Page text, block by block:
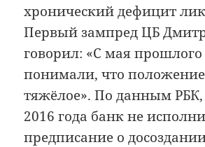
хронический дефицит
Первый зампред ЦБ
говорил: «С мая
понимали, что
тяжёлое». По данным
2016 года банк не
предписание о